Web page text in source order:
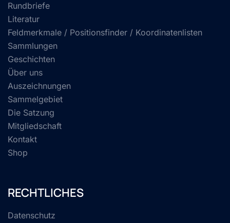
Rundbriefe
Literatur
Feldmerkmale / Positionsfinder / Koordinatenlisten
Sammlungen
Geschichten
Über uns
Auszeichnungen
Sammelgebiet
Die Satzung
Mitgliedschaft
Kontakt
Shop
RECHTLICHES
Datenschutz